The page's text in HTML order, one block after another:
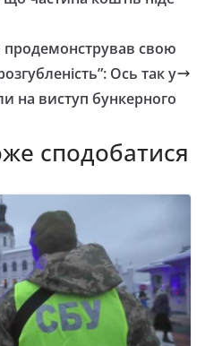
продемонстрував свою
Ось так у
на виступ бункерного
сподобатися